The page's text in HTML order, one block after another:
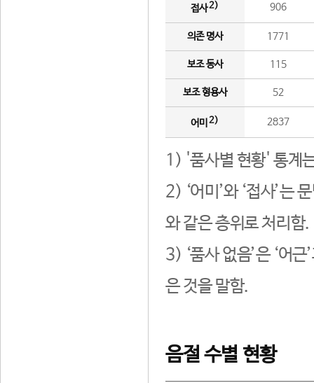
접사2) 906
의존 명사 1771
보조 동사 115
보조 형용사 52
어미 2) 2837
1) '품사별 현황' 통계
2) ‘어미’와 ‘접사’는
와 같은 층위로 처리함.
3) ‘품사 없음’은 ‘어
은 것을 말함.
음절 수별 현황